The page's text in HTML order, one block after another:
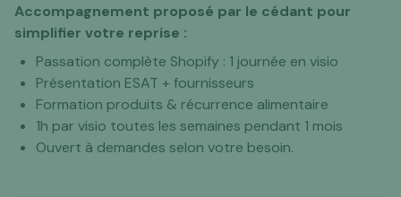
Accompagnement proposé par le cédant pour
simplifier votre reprise :
Passation complète Shopify : 1 journée en visio
Présentation ESAT + fournisseurs
Formation produits & récurrence alimentaire
1h par visio toutes les semaines pendant 1 mois
Ouvert à demandes selon votre besoin.